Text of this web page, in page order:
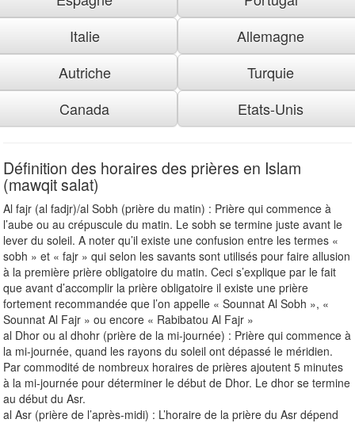
Italie
Allemagne
Autriche
Turquie
Canada
Etats-Unis
Définition des horaires des prières en Islam
(mawqit salat)
Al fajr (al fadjr)/al Sobh (prière du matin) : Prière qui commence à
l’aube ou au crépuscule du matin. Le sobh se termine juste avant le
lever du soleil. A noter qu’il existe une confusion entre les termes «
sobh » et « fajr » qui selon les savants sont utilisés pour faire allusion
à la première prière obligatoire du matin. Ceci s’explique par le fait
que avant d’accomplir la prière obligatoire il existe une prière
fortement recommandée que l’on appelle « Sounnat Al Sobh », «
Sounnat Al Fajr » ou encore « Rabibatou Al Fajr »
al Dhor ou al dhohr (prière de la mi-journée) : Prière qui commence à
la mi-journée, quand les rayons du soleil ont dépassé le méridien.
Par commodité de nombreux horaires de prières ajoutent 5 minutes
à la mi-journée pour déterminer le début de Dhor. Le dhor se termine
au début du Asr.
al Asr (prière de l’après-midi) : L’horaire de la prière du Asr dépend